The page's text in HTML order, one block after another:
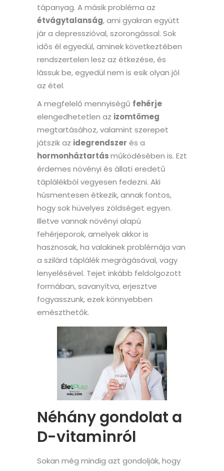
tápanyag. A másik probléma az
étvágytalanság, ami gyakran együtt
jár a depresszióval, szorongással. Sok
idős él egyedül, aminek következtében
rendszertelen lesz az étkezése, és
lássuk be, egyedül nem is esik olyan jól
az étel.
A megfelelő mennyiségű fehérje
elengedhetetlen az izomtömeg
megtartásához, valamint szerepet
játszik az idegrendszer és a
hormonháztartásműködésében is. Ezt
érdemes növényi és állati eredetű
táplálékból vegyesen fedezni. Aki
húsmentesen étkezik, annak fontos,
hogy sok hüvelyes zöldséget egyen.
Illetve vannak növényi alapú
fehérjeporok, amelyek akkor is
hasznosak, ha valakinek problémája van
a szilárd táplálék megrágásával, vagy
lenyelésével. Tejet inkább feldolgozott
formában, savanyítva, erjesztve
fogyasszunk, ezek könnyebben
emészthetők.
Néhány gondolat a
D-vitaminról
Sokan még mindig azt gondolják, hogy